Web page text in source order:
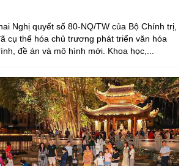
Nghị quyết số 80-NQ/TW của Bộ Chính trị,
cụ thể hóa chủ trương phát triển văn hóa
đề án và mô hình mới. Khoa học,...